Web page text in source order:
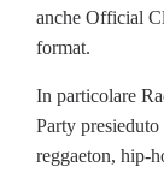
anche Official
format.
In particolare
Party
reggaeton, hip-